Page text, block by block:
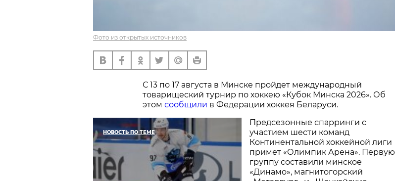
Фото из открытых источников
С 13 по 17 августа в Минске пройдет международный
товарищеский турнир по хоккею «Кубок Минска 2026». Об
этом сообщили в Федерации хоккея Беларуси.
НОВОСТЬ ПО ТЕМЕ
Предсезонные спарринги с
участием шести команд
Континентальной хоккейной лиги
примет «Олимпик Арена». Первую
группу составили минское
«Динамо», магнитогорский